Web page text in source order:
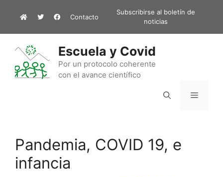
Contacto
Subscribirse al boletín de
noticias
Escuela y Covid
Por un protocolo coherente
con el avance científico
Menú
Pandemia, COVID 19, e
infancia